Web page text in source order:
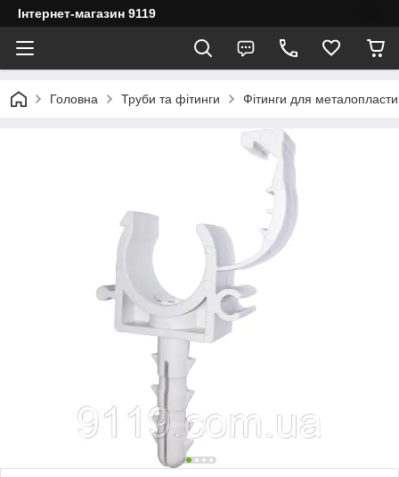
Інтернет-магазин 9119
Головна Труби та фітинги Фітинги для